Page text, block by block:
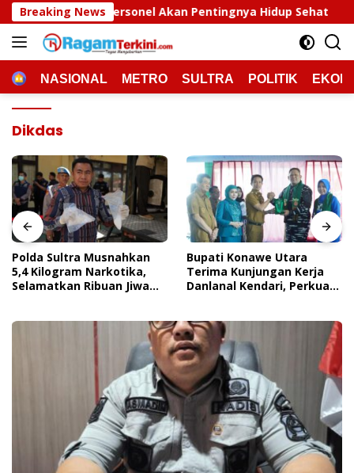
Langsung
ke
konten
Breaking News
Akan Pentingnya Hidup Sehat Polda Sultra
HOMENASIONAL METRO SULTRA POLITIK
Dikdas
Polda Sultra Musnahkan
5,4 Kilogram Narkotika,
Selamatkan Ribuan Jiwa
Bupati Konawe Utara
Terima Kunjungan Kerja
Danlanal Kendari, Perkuat